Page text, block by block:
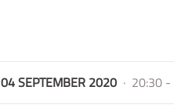
04 SEPTEMBER 2020 · 20:30